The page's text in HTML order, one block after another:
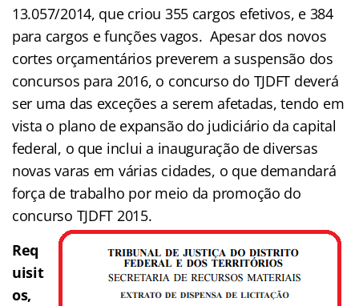
13.057/2014, que criou 355 cargos efetivos, e 384
para cargos e funções vagos. Apesar dos novos
cortes orçamentários preverem a suspensão dos
concursos para 2016, o concurso do TJDFT deverá
ser uma das exceções a serem afetadas, tendo em
vista o plano de expansão do judiciário da capital
federal, o que inclui a inauguração de diversas
novas varas em várias cidades, o que demandará
força de trabalho por meio da promoção do
concurso TJDFT 2015.
Req
uisit
os,